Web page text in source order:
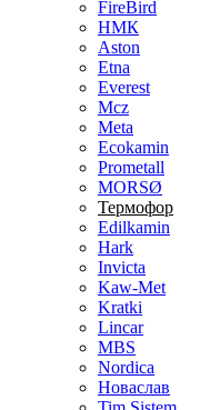
FireBird
НМК
Aston
Etna
Everest
Mcz
Meta
Ecokamin
Prometall
MORSØ
Термофор
Edilkamin
Hark
Invicta
Kaw-Met
Kratki
Lincar
MBS
Nordica
Новаслав